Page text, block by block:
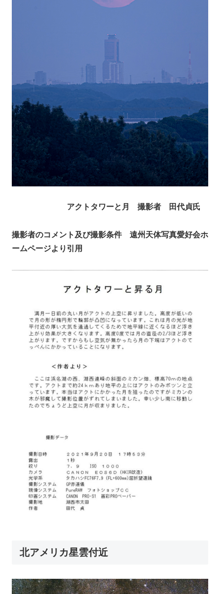
アクトタワーと月 撮影者 田代貞氏
撮影者のコメント及び撮影条件 遠州天体写真愛好会ホ
ームページより引用
北アメリカ星雲付近